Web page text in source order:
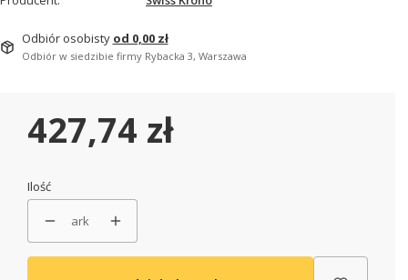
Odbiór osobisty od 0,00 zł
Odbiór w siedzibie firmy Rybacka 3, Warszawa
Cena
427,74 zł
Ilość
ark